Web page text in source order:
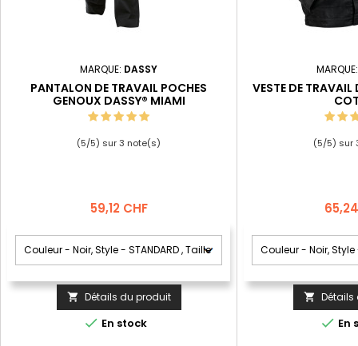
MARQUE: DASSY
PANTALON DE TRAVAIL POCHES
GENOUX DASSY® MIAMI
(5/5) sur3 note(s)
Prix
59,12 CHF
 Détails du produit
 En stock
VESTE DE
(5/5) sur
Prix
 Détails
 En